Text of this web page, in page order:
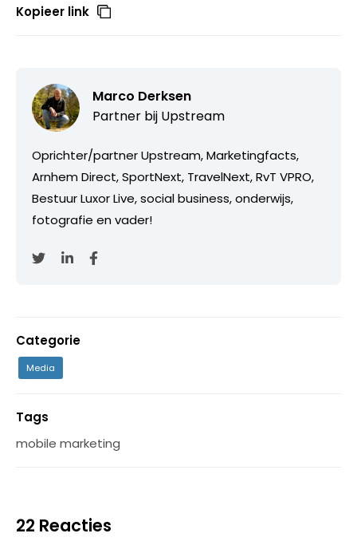
Kopieer link
Marco Derksen
Partner bij Upstream
Oprichter/partner Upstream, Marketingfacts,
Arnhem Direct, SportNext, TravelNext, RvT VPRO,
Bestuur Luxor Live, social business, onderwijs,
fotografie en vader!
Categorie
Media
Tags
mobile marketing
22 Reacties